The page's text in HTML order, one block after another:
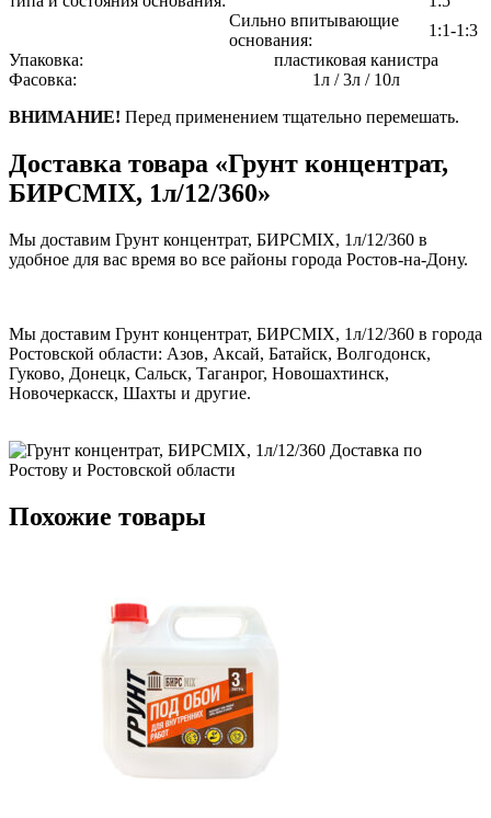
Сильно впитывающие
основания:
1:1-1:3
Упаковка:
пластиковая канистра
Фасовка:
1л / 3л / 10л
ВНИМАНИЕ! Перед применением тщательно перемешать.
Доставка товара «Грунт концентрат,
БИРСMIX, 1л/12/360»
Мы доставим Грунт концентрат, БИРСMIX, 1л/12/360 в
удобное для вас время во все районы города Ростов-на-Дону.
Мы доставим Грунт концентрат, БИРСMIX, 1л/12/360 в города
Ростовской области: Азов, Аксай, Батайск, Волгодонск,
Гуково, Донецк, Сальск, Таганрог, Новошахтинск,
Новочеркасск, Шахты и другие.
Похожие товары